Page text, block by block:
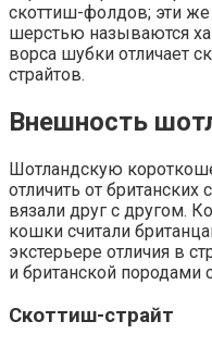
скоттиш-фолдов; эти
шерстью называются
ворса шубки отличает
страйтов.
Внешность
Шотландскую
отличить от
вязали друг с другом.
кошки считали
экстерьере отличия в
и британской породами
Скоттиш-страйт